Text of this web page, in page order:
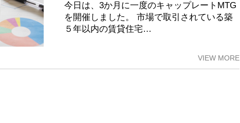
今日は、3か月に一度のキャップレートMTG
を開催しました。 市場で取引されている築
５年以内の賃貸住宅…
VIEW MORE